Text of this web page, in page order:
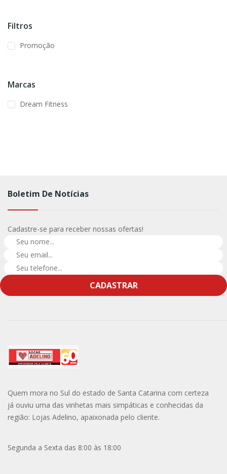
Filtros
Promoção
Marcas
Dream Fitness
Boletim De Notícias
Cadastre-se para receber nossas ofertas!
CADASTRAR
Quem mora no Sul do estado de Santa Catarina com certeza
já ouviu uma das vinhetas mais simpáticas e conhecidas da
região: Lojas Adelino, apaixonada pelo cliente.
Segunda a Sexta das 8:00 às 18:00